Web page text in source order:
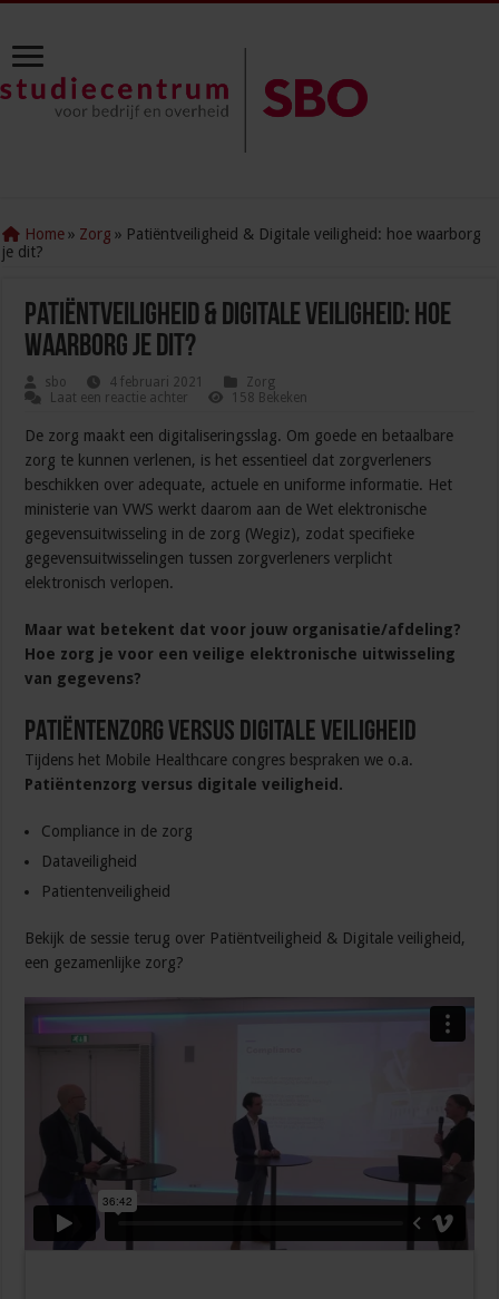
Home » Zorg » Patiëntveiligheid & Digitale veiligheid: hoe waarborg
je dit?
Patiëntveiligheid & Digitale veiligheid: hoe
waarborg je dit?
sbo 4 februari 2021
Zorg
Laat een reactie achter
158 Bekeken
De zorg maakt een digitaliseringsslag. Om goede en betaalbare
zorg te kunnen verlenen, is het essentieel dat zorgverleners
beschikken over adequate, actuele en uniforme informatie. Het
ministerie van VWS werkt daarom aan de Wet elektronische
gegevensuitwisseling in de zorg (Wegiz), zodat specifieke
gegevensuitwisselingen tussen zorgverleners verplicht
elektronisch verlopen.
Maar wat betekent dat voor jouw organisatie/afdeling?
Hoe zorg je voor een veilige elektronische uitwisseling
van gegevens?
Patiëntenzorg versus digitale veiligheid
Tijdens het Mobile Healthcare congres bespraken we o.a.
Patiëntenzorg versus digitale veiligheid.
Compliance in de zorg
Dataveiligheid
Patientenveiligheid
Bekijk de sessie terug over Patiëntveiligheid & Digitale veiligheid,
een gezamenlijke zorg?